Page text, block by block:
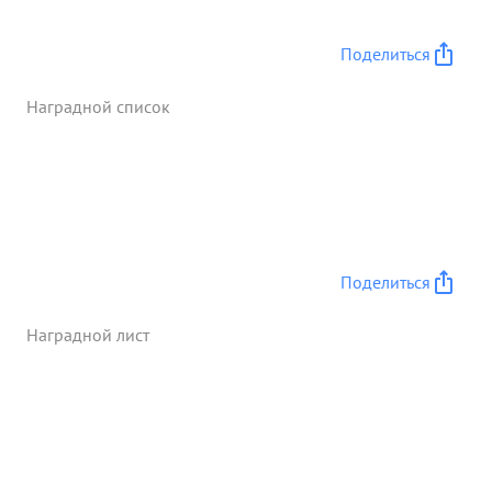
Поделиться
Наградной список
Поделиться
Наградной лист